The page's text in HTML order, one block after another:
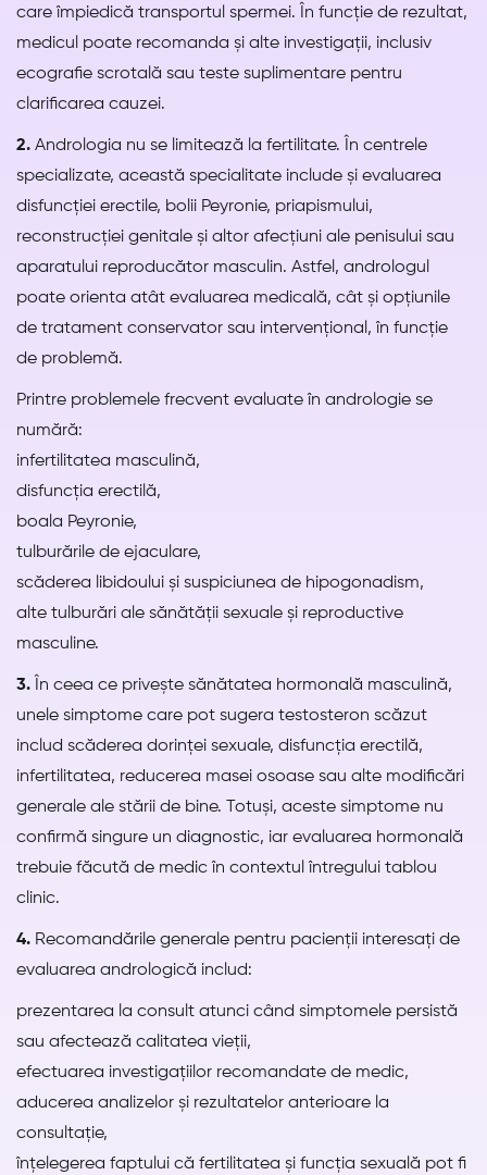
care împiedică transportul spermei. În funcție de rezultat,
medicul poate recomanda și alte investigații, inclusiv
ecografie scrotală sau teste suplimentare pentru
clarificarea cauzei.
2. Andrologia nu se limitează la fertilitate. În centrele
specializate, această specialitate include și evaluarea
disfuncției erectile, bolii Peyronie, priapismului,
reconstrucției genitale și altor afecțiuni ale penisului sau
aparatului reproducător masculin. Astfel, andrologul
poate orienta atât evaluarea medicală, cât și opțiunile
de tratament conservator sau intervențional, în funcție
de problemă.
Printre problemele frecvent evaluate în andrologie se
numără:
infertilitatea masculină,
disfuncția erectilă,
boala Peyronie,
tulburările de ejaculare,
scăderea libidoului și suspiciunea de hipogonadism,
alte tulburări ale sănătății sexuale și reproductive
masculine.
3. În ceea ce privește sănătatea hormonală masculină,
unele simptome care pot sugera testosteron scăzut
includ scăderea dorinței sexuale, disfuncția erectilă,
infertilitatea, reducerea masei osoase sau alte modificări
generale ale stării de bine. Totuși, aceste simptome nu
confirmă singure un diagnostic, iar evaluarea hormonală
trebuie făcută de medic în contextul întregului tablou
clinic.
4. Recomandările generale pentru pacienții interesați de
evaluarea andrologică includ:
prezentarea la consult atunci când simptomele persistă
sau afectează calitatea vieții,
efectuarea investigațiilor recomandate de medic,
aducerea analizelor și rezultatelor anterioare la
consultație,
înțelegerea faptului că fertilitatea și funcția sexuală pot fi